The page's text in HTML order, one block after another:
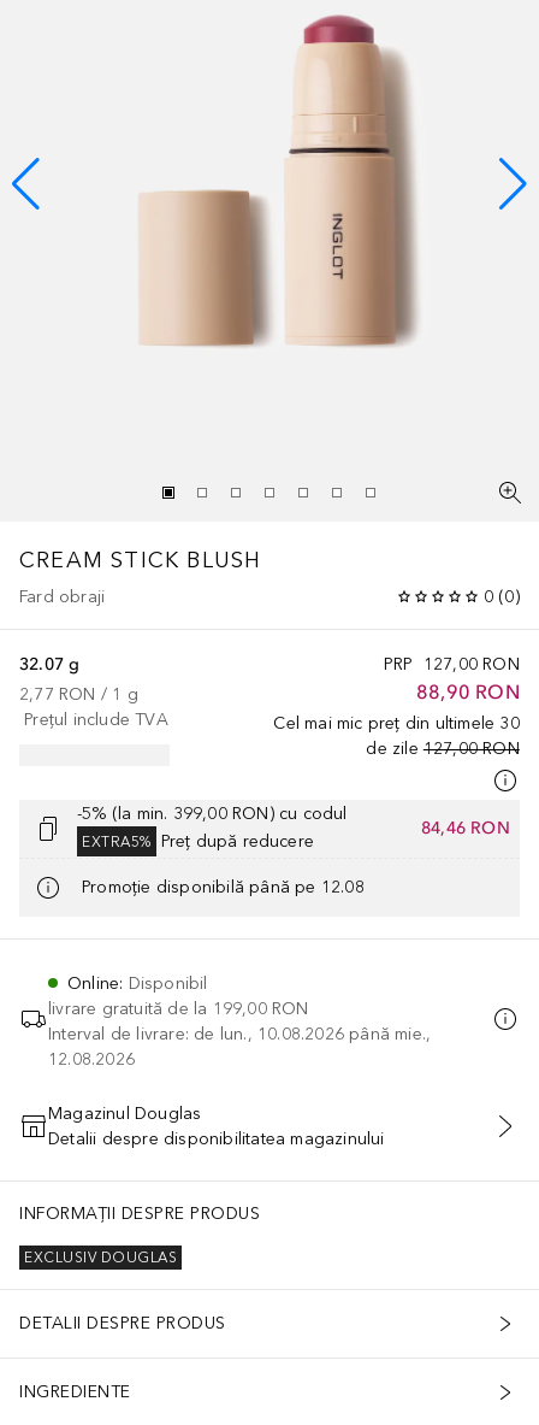
CREAM STICK BLUSH
Fard obraji 0 (0)
PRP 127,00 RON
88,90 RON
Cel mai mic preț din ultimele 30
de zile 127,00 RON
32.07 g
2,77 RON / 1 g
Prețul include TVA
-5% (la min. 399,00 RON) cu codul
EXTRA5% Preț după reducere
84,46 RON
Promoție disponibilă până pe 12.08
Online: Disponibil
livrare gratuită de la 199,00 RON
Interval de livrare: de lun., 10.08.2026 până mie.,
12.08.2026
ADĂUGAȚI ÎN COŞ
Magazinul Douglas
Detalii despre disponibilitatea magazinului
INFORMAȚII DESPRE PRODUS
EXCLUSIV DOUGLAS
DETALII DESPRE PRODUS
INGREDIENTE